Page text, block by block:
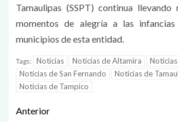
Tamaulipas (SSPT) continua llevando
momentos de alegría a las
municipios de esta entidad.
Tags: Noticias Noticias de Altamira
Noticias de San Fernando
Noticias de
Noticias de Tampico
Anterior